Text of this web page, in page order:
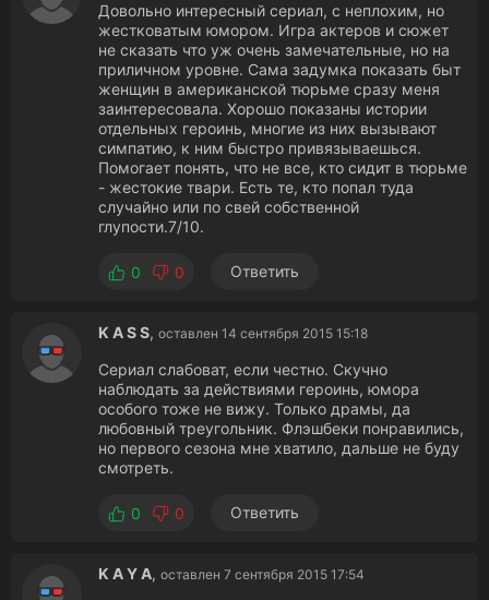
Довольно интересный сериал, с неплохим, но
жестковатым юмором. Игра актеров и сюжет
не сказать что уж очень замечательные, но на
приличном уровне. Сама задумка показать быт
женщин в американской тюрьме сразу меня
заинтересовала. Хорошо показаны истории
отдельных героинь, многие из них вызывают
симпатию, к ним быстро привязываешься.
Помогает понять, что не все, кто сидит в тюрьме
- жестокие твари. Есть те, кто попал туда
случайно или по свей собственной
глупости.7/10.
0 0 Ответить
K A S S, оставлен 14 сентября 2015 15:18
Сериал слабоват, если честно. Скучно
наблюдать за действиями героинь, юмора
особого тоже не вижу. Только драмы, да
любовный треугольник. Флэшбеки понравились,
но первого сезона мне хватило, дальше не буду
смотреть.
0 0 Ответить
K A Y A, оставлен 7 сентября 2015 17:54